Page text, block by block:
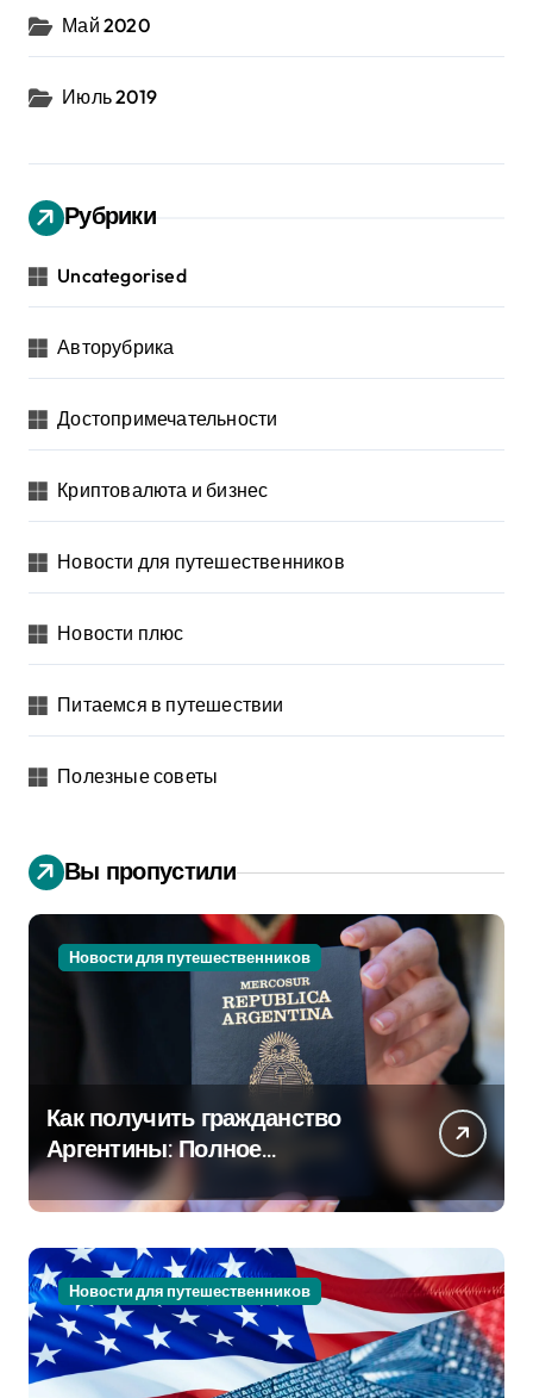
Май 2020
Июль 2019
Рубрики
Uncategorised
Авторубрика
Достопримечательности
Криптовалюта и бизнес
Новости для путешественников
Новости плюс
Питаемся в путешествии
Полезные советы
Вы пропустили
Новости для путешественников
Как получить гражданство
Аргентины: Полное
руководство
Новости для путешественников